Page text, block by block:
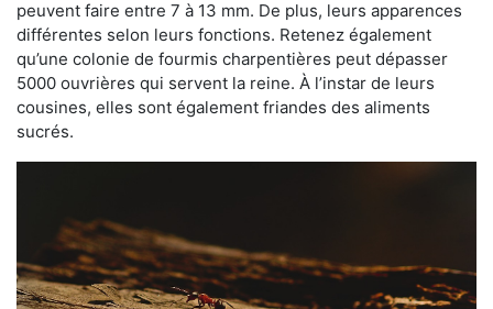
peuvent faire entre 7 à 13 mm. De plus, leurs apparences
différentes selon leurs fonctions. Retenez également
qu’une colonie de fourmis charpentières peut dépasser
5000 ouvrières qui servent la reine. À l’instar de leurs
cousines, elles sont également friandes des aliments
sucrés.